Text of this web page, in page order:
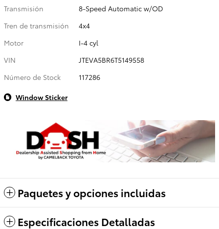
Transmisión
8-Speed Automatic w/OD
Tren de transmisión
4x4
Motor
I-4 cyl
VIN
JTEVA5BR6T5149558
Número de Stock
117286
Window Sticker
Paquetes y opciones incluidas
Especificaciones Detalladas